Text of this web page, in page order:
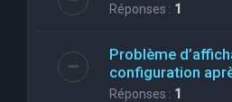
Réponses : 1
Problème
configuration
Réponses : 1